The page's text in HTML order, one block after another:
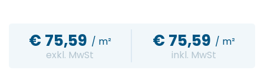
€ 75,59 / m²
exkl. MwSt
€ 75,59 / m²
inkl. MwSt